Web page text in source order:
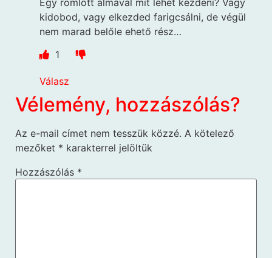
kidobod, vagy elkezded farigcsálni, de végül
nem marad belőle ehető rész…
1
Válasz
Vélemény, hozzászólás?
Az e-mail címet nem tesszük közzé. A kötelező
mezőket * karakterrel jelöltük
Hozzászólás *